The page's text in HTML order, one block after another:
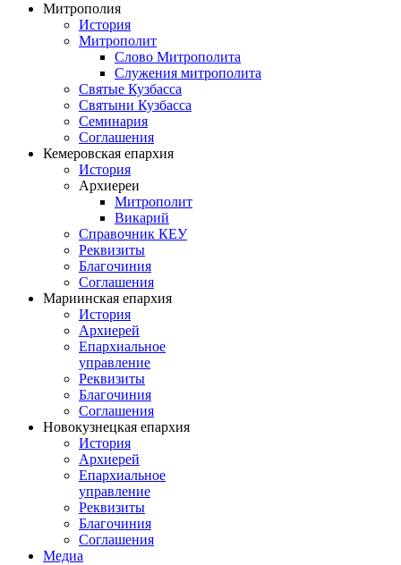
Митрополия
История
Митрополит
Слово Митрополита
Служения митрополита
Святые Кузбасса
Святыни Кузбасса
Семинария
Соглашения
Кемеровская епархия
История
Архиереи
Митрополит
Викарий
Справочник КЕУ
Реквизиты
Благочиния
Соглашения
Мариинская епархия
История
Архиерей
Епархиальное
управление
Реквизиты
Благочиния
Соглашения
Новокузнецкая епархия
История
Архиерей
Епархиальное
управление
Реквизиты
Благочиния
Соглашения
Медиа